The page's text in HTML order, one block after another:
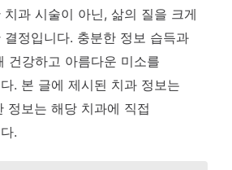
과 시술이 아닌, 삶의 질을 크게
정입니다. 충분한 정보 습득과
건강하고 아름다운 미소를
. 본 글에 제시된 치과 정보는
정보는 해당 치과에 직접
.